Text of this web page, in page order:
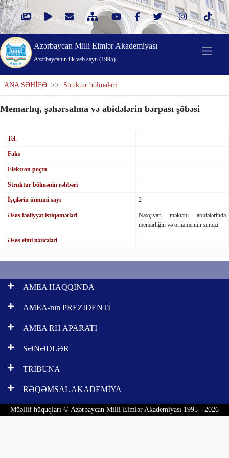
Azərbaycan Milli Elmlər Akademiyası
Azərbaycanın ilk veb saytı (1995)
ANA SƏHİFƏ >> Struktur bölmələri
Memarlıq, şəhərsalma və abidələrin bərpası şöbəsi
Tel.
Faks
Elektron poçtu
Struktur bölmənin rəhbəri
İşçilərin ümumi sayı 2
Əsas fəaliyyət istiqamətləri
Naxçıvan məktəbi abidələrində
memarlığın və ornamentin sintezi
Əsas elmi nəticələri
AMEA HAQQINDA
AMEA-nın PREZİDENTİ
AMEA RH APARATI
SƏNƏDLƏR
TRİBUNA
RƏQƏMSAL AKADEMİYA
Müəllif hüquqları © Azərbaycan Milli Elmlər Akademiyası 1995 - 2026